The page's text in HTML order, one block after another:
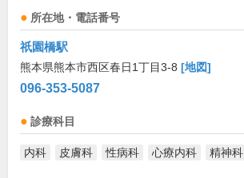
所在地・電話番号
祇園橋駅
熊本県熊本市西区春日1丁目3-8 [地図]
096-353-5087
診療科目
内科 皮膚科 性病科 心療内科 精神科